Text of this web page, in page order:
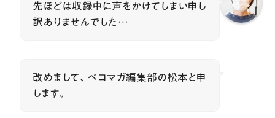
先ほどは収録中に声をかけてしまい申し
訳ありませんでした…
改めまして、ペコマガ編集部の松本と申
します。